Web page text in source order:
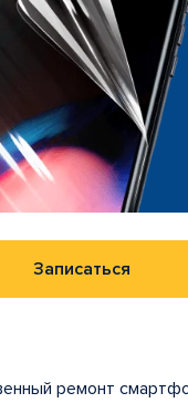
Записаться
ремонт